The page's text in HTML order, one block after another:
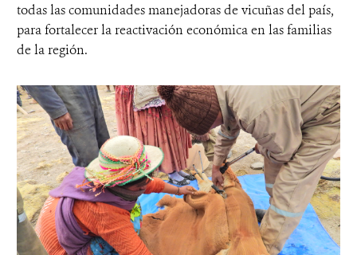
todas las comunidades manejadoras de vicuñas del país,
para fortalecer la reactivación económica en las familias
de la región.